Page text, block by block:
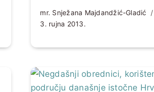
sakramentu euharistije
mr. Snježana Majdandžić-Gladić
3. rujna 2013.